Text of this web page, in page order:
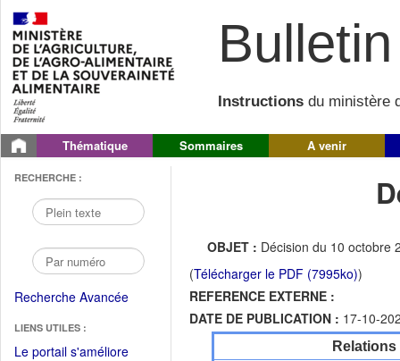
Instructions du ministère
Thématique Sommaires A venir
RECHERCHE :
Recherche Avancée
LIENS UTILES :
Le portail s'améliore(Fichier
OBJET : Décision du 10 octobre
(Télécharger le PDF (7995ko))
REFERENCE EXTERNE :
DATE DE PUBLICATION : 17-10-